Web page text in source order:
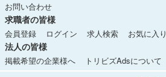
お問い合わせ
求職者の皆様
会員登録 ログイン 求人検索 お気に入り
法人の皆様
掲載希望の企業様へ トリビズAdsについて